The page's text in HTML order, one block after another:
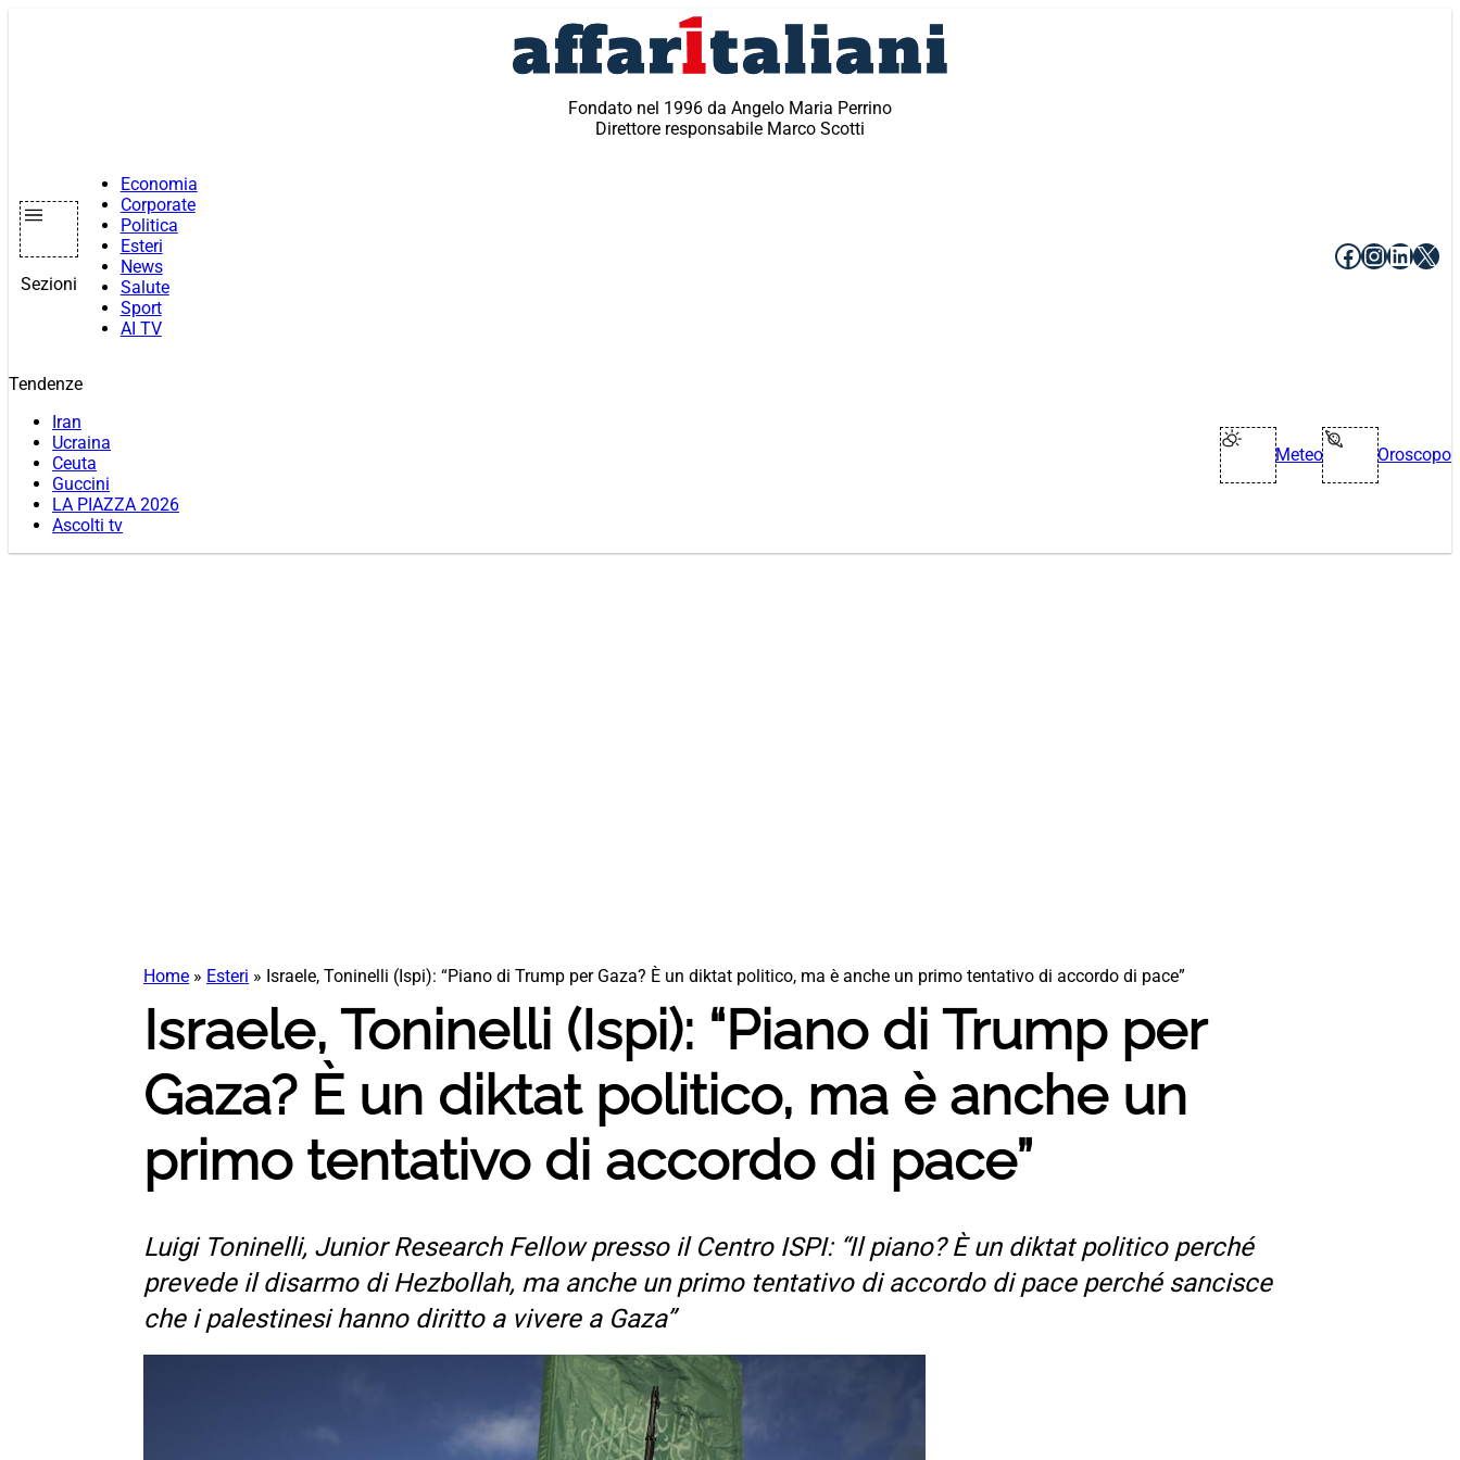
Fondato nel 1996 da Angelo Maria Perrino
Direttore responsabile Marco Scotti
Sezioni
Economia
Corporate
Politica
Esteri
News
Salute
Sport
AI TV
Facebook
X
Tendenze
Iran
Ucraina
Ceuta
Guccini
LA PIAZZA 2026
Ascolti tv
Meteo Oroscopo
Home » Esteri » Israele, Toninelli (Ispi): “Piano di Trump per Gaza? È un diktat politico, ma è anche un primo tentativo di accordo di pace”
Israele, Toninelli (Ispi): “Piano di Trump per
Gaza? È un diktat politico, ma è anche un
primo tentativo di accordo di pace”
Luigi Toninelli, Junior Research Fellow presso il Centro ISPI: “Il piano? È un diktat politico perché
prevede il disarmo di Hezbollah, ma anche un primo tentativo di accordo di pace perché sancisce
che i palestinesi hanno diritto a vivere a Gaza”